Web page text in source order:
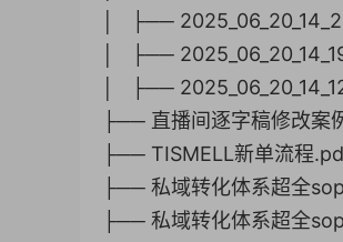
│ ├──
│ ├──
│ ├──
├── 直播间逐字稿修改案
├── TISMELL新单流程
├── 私域转化体系超全
├── 私域转化体系超全